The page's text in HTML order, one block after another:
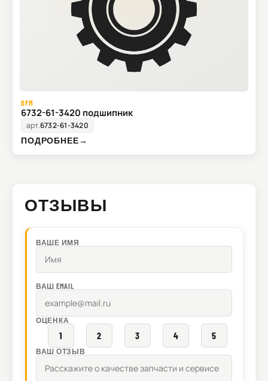
OFM
6732-61-3420 подшипник
арт.6732-61-3420
ПОДРОБНЕЕ→
ОТЗЫВЫ
ВАШЕ ИМЯ
ВАШ EMAIL
ОЦЕНКА
1 2 3 4 5
ВАШ ОТЗЫВ